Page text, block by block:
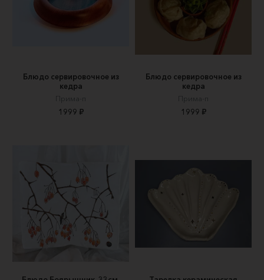
Блюдо сервировочное из
кедра
Прима-п
1999 ₽
Блюдо сервировочное из
кедра
Прима-п
1999 ₽